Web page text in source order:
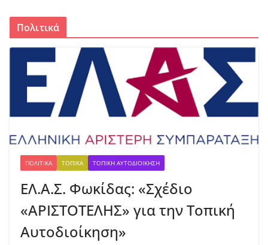
Πωλείται BMW F 650 ST
5 Αυγούστου, 2026
για το μουσείο Σπύρου
Παπαλουκά
6 Αυγούστου, 2026
Πολιτικά
ΠΟΛΙΤΙΚΆ ΤΟΠΙΚΆ ΤΟΠΙΚΉ ΑΥΤΟΔΙΟΊΚΗΣΗ
ΕΛ.Α.Σ. Φωκίδας: «Σχέδιο
«ΑΡΙΣΤΟΤΕΛΗΣ» για την Τοπική
Αυτοδιοίκηση»